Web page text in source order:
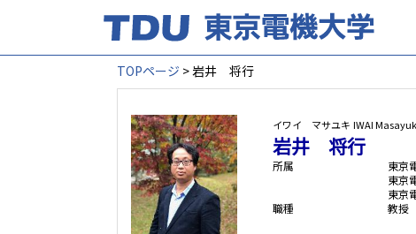
TOPページ > 岩井 将行
イワイ マサユキ IWAI
岩井 将行
所属
東京
東京
東京
職種
教授